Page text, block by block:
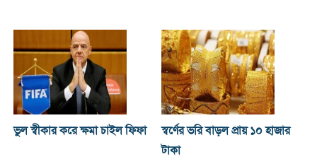
ভুল স্বীকার করে ক্ষমা চাইল ফিফা
স্বর্ণের ভরি বাড়ল প্রায় ১০ হাজার
টাকা